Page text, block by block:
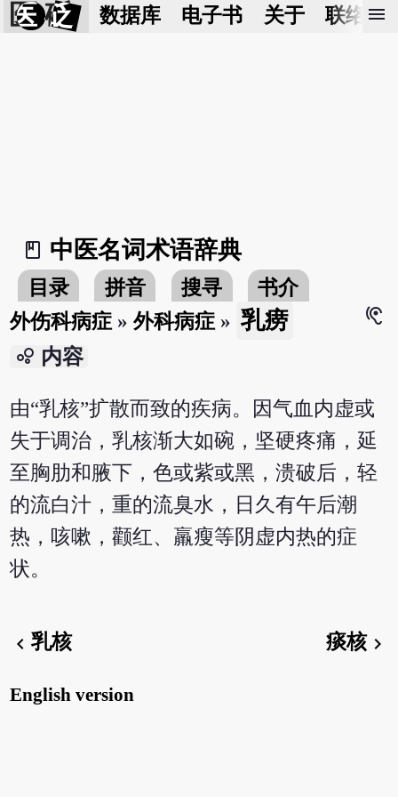
医 砭 数据库 电子书 关于 联络我
menu
book_2
中医名词术语辞典
目录 拼音 搜寻
书介
外伤科病症 »外科病症 » 乳痨
hearing
bubble_chart 内容
由“乳核”扩散而致的疾病。因气血内虚或
失于调治，乳核渐大如碗，坚硬疼痛，延
至胸肋和腋下，色或紫或黑，溃破后，轻
的流白汁，重的流臭水，日久有午后潮
热，咳嗽，颧红、羸瘦等阴虚内热的症
状。
chevron_left乳核 痰核chevron_right
English version